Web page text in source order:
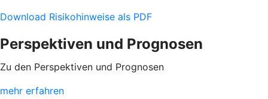
Download Risikohinweise als PDF
Perspektiven und Prognosen
Zu den Perspektiven und Prognosen
mehr erfahren